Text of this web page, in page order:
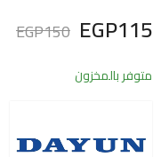
EGP115
EGP150
متوفر بالمخزون